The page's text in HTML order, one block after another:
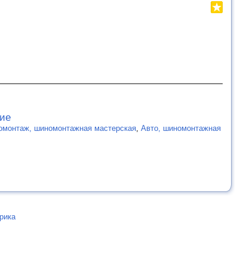
шиномонтажная мастерская, Авто, шиномонтажная